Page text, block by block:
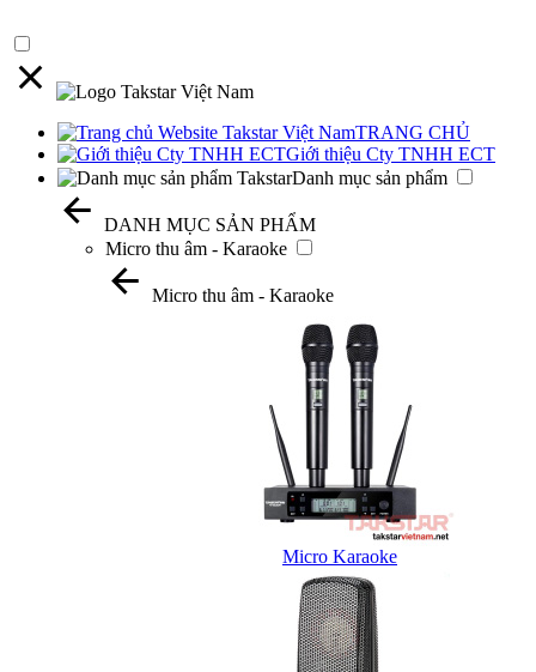
TRANG CHỦ
Giới thiệu Cty TNHH ECT
Danh mục sản phẩm
DANH MỤC SẢN PHẨM
Micro thu âm - Karaoke
Micro thu âm - Karaoke
Micro Karaoke